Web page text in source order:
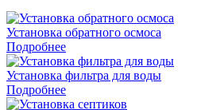
Установка обратного осмоса
Подробнее
Установка фильтра для воды
Подробнее